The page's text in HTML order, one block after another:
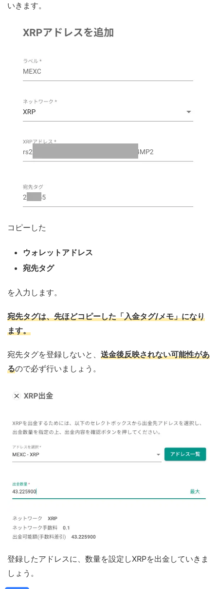
いきます。
コピーした
ウォレットアドレス
宛先タグ
を入力します。
宛先タグは、先ほどコピーした「入金タグ/メモ」になり
ます。
宛先タグを登録しないと、 送金後反映されない可能性があ
るので必ず行いましょう。
登録したアドレスに、数量を設定しXRPを出金していきま
しょう。